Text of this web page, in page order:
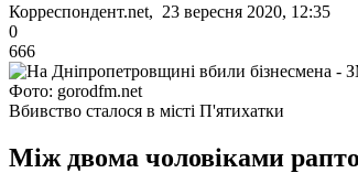
Корреспондент.net, 23 вересня 2020, 12:35
0
666
Фото: gorodfm.net
Вбивство сталося в місті П'ятихатки
Між двома чоловіками